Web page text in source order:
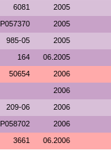
6081 2005
P057370 2005
985-05 2005
164 06.2005
50654 2006
2006
209-06 2006
P058702 2006
3661 06.2006